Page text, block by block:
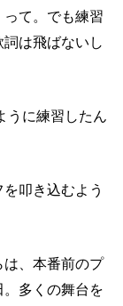
て。でも練習
は飛ばないし
うに練習したん
叩き込むよう
、本番前のプ
多くの舞台を